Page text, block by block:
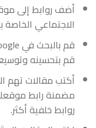
أضف روابط إلى
الاجتماعي الخاصة
قم بتحسينه
أكتب مقالات تهم
مضمنة رابط
روابط خلفية أكثر.